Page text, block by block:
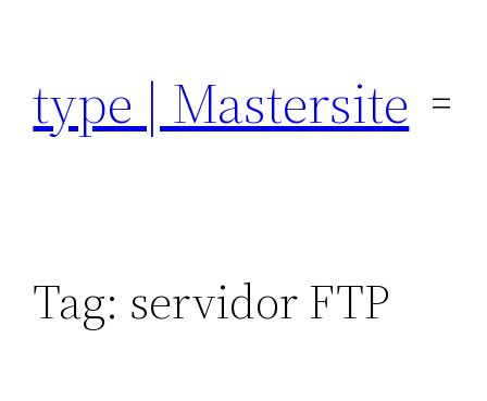
conteúdo
type | Mastersite
Tag: servidor FTP